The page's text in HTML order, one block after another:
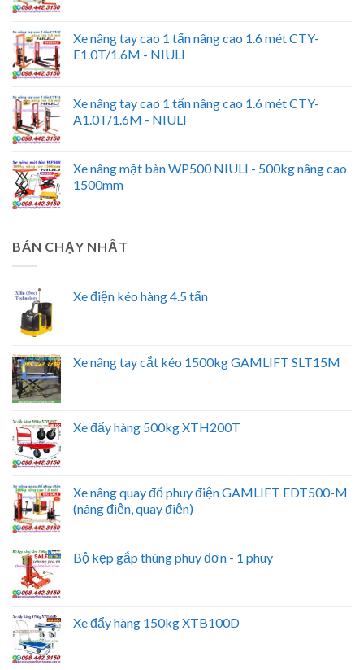
Xe nâng tay cao 1 tấn nâng cao 1.6 mét CTY-
E1.0T/1.6M - NIULI
Xe nâng tay cao 1 tấn nâng cao 1.6 mét CTY-
A1.0T/1.6M - NIULI
Xe nâng mặt bàn WP500 NIULI - 500kg nâng cao
1500mm
BÁN CHẠY NHẤT
Xe điện kéo hàng 4.5 tấn
Xe nâng tay cắt kéo 1500kg GAMLIFT SLT15M
Xe đẩy hàng 500kg XTH200T
Xe nâng quay đổ phuy điện GAMLIFT EDT500-M
(nâng điện, quay điện)
Bộ kẹp gắp thùng phuy đơn - 1 phuy
Xe đẩy hàng 150kg XTB100D